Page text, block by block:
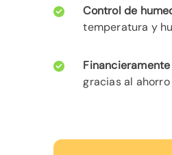
Control de
temperatura y
gracias al